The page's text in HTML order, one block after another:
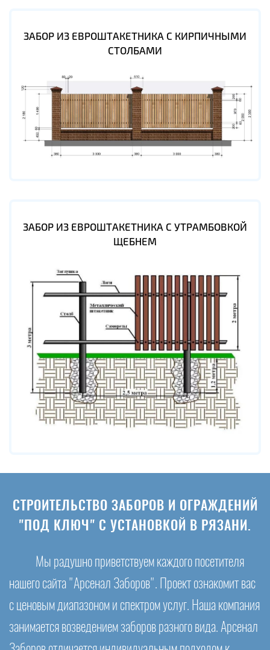
ЗАБОР ИЗ ЕВРОШТАКЕТНИКА С КИРПИЧНЫМИ
СТОЛБАМИ
ЗАБОР ИЗ ЕВРОШТАКЕТНИКА С УТРАМБОВКОЙ
ЩЕБНЕМ
СТРОИТЕЛЬСТВО ЗАБОРОВ И ОГРАЖДЕНИЙ
"ПОД КЛЮЧ" С УСТАНОВКОЙ В РЯЗАНИ.
Мы радушно приветствуем каждого посетителя
нашего сайта "Арсенал Заборов". Проект ознакомит вас
с ценовым диапазоном и спектром услуг. Наша компания
занимается возведением заборов разного вида. Арсенал